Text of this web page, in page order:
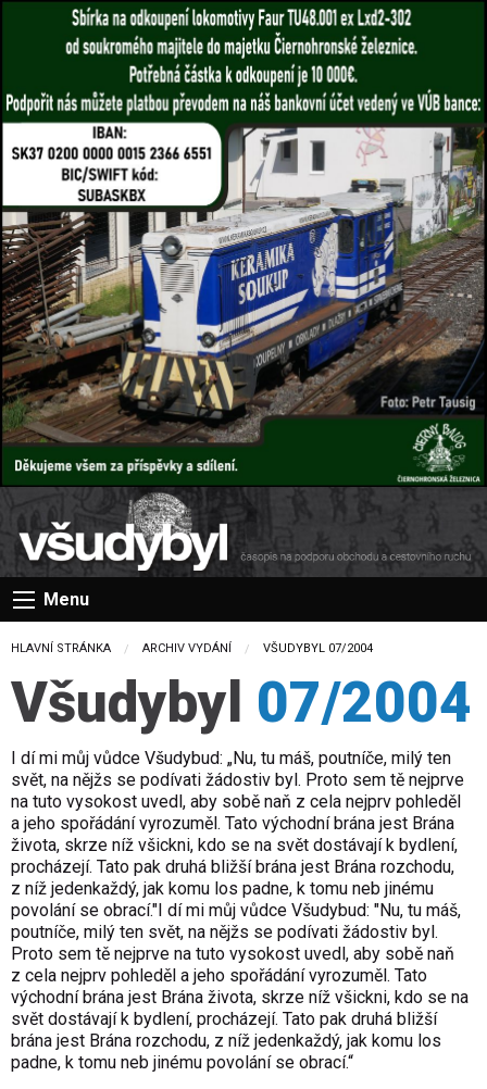
Menu
HLAVNÍ STRÁNKA ARCHIV VYDÁNÍ CURRENT:
VŠUDYBYL 07/2004
Všudybyl 07/2004
I dí mi můj vůdce Všudybud: „Nu, tu máš, poutníče, milý ten
svět, na nějžs se podívati žádostiv byl. Proto sem tě nejprve
na tuto vysokost uvedl, aby sobě naň z cela nejprv pohleděl
a jeho spořádání vyrozuměl. Tato východní brána jest Brána
života, skrze níž všickni, kdo se na svět dostávají k bydlení,
procházejí. Tato pak druhá bližší brána jest Brána rozchodu,
z níž jedenkaždý, jak komu los padne, k tomu neb jinému
povolání se obrací."I dí mi můj vůdce Všudybud: "Nu, tu máš,
poutníče, milý ten svět, na nějžs se podívati žádostiv byl.
Proto sem tě nejprve na tuto vysokost uvedl, aby sobě naň
z cela nejprv pohleděl a jeho spořádání vyrozuměl. Tato
východní brána jest Brána života, skrze níž všickni, kdo se na
svět dostávají k bydlení, procházejí. Tato pak druhá bližší
brána jest Brána rozchodu, z níž jedenkaždý, jak komu los
padne, k tomu neb jinému povolání se obrací.“